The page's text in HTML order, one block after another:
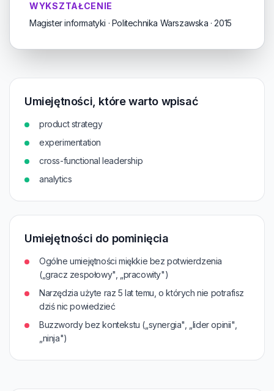
WYKSZTAŁCENIE
Magister informatyki · Politechnika Warszawska · 2015
Umiejętności, które warto wpisać
product strategy
experimentation
cross-functional leadership
analytics
Umiejętności do pominięcia
Ogólne umiejętności miękkie bez potwierdzenia
(„gracz zespołowy", „pracowity")
Narzędzia użyte raz 5 lat temu, o których nie potrafisz
dziś nic powiedzieć
Buzzwordy bez kontekstu („synergia", „lider opinii",
„ninja")